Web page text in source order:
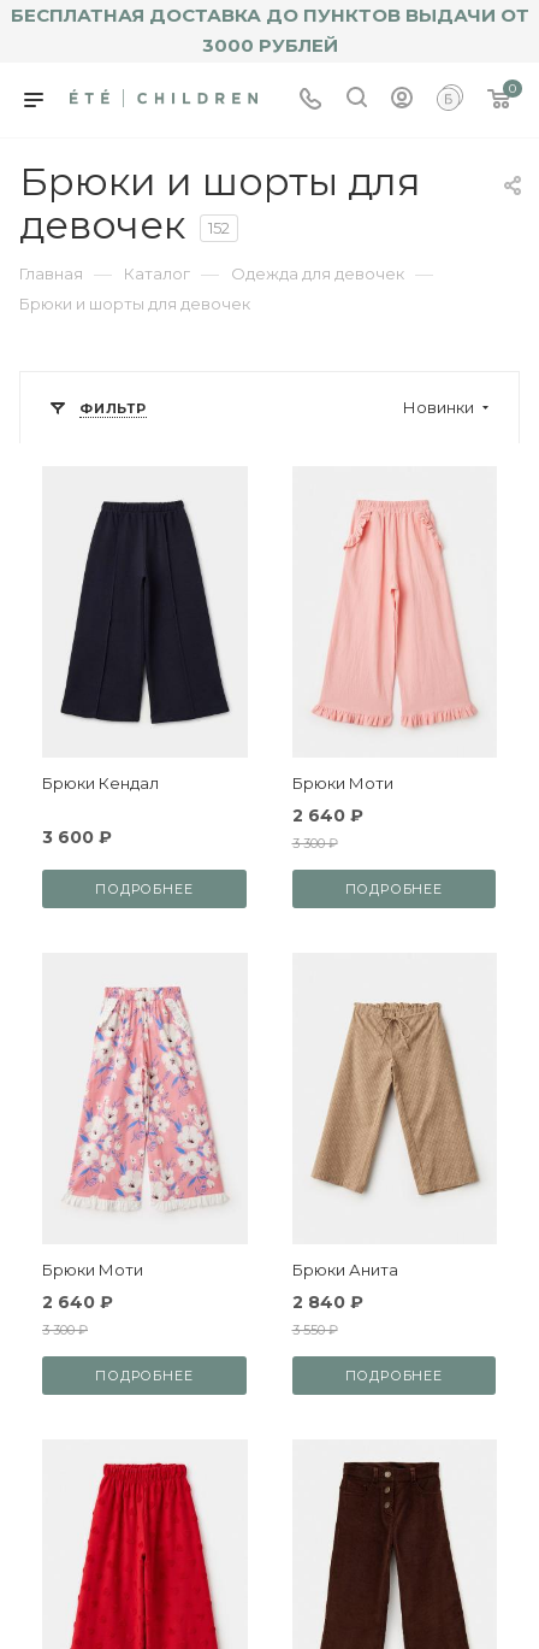
БЕСПЛАТНАЯ ДОСТАВКА ДО ПУНКТОВ ВЫДАЧИ ОТ
3000 РУБЛЕЙ
0
Брюки и шорты для
девочек
152
Главная — Каталог — Одежда для девочек —
Брюки и шорты для девочек
ФИЛЬТР Новинки
Брюки Кендал
3 600 ₽
ПОДРОБНЕЕ
Брюки Моти
2 640 ₽
3 300 ₽
ПОДРОБНЕЕ
Брюки Моти
2 640 ₽
3 300 ₽
ПОДРОБНЕЕ
Брюки Анита
2 840 ₽
3 550 ₽
ПОДРОБНЕЕ